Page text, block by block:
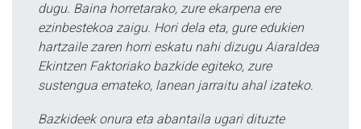
dugu. Baina horretarako, zure ekarpena ere
ezinbestekoa zaigu. Hori dela eta, gure edukien
hartzaile zaren horri eskatu nahi dizugu Aiaraldea
Ekintzen Faktoriako bazkide egiteko, zure
sustengua emateko, lanean jarraitu ahal izateko.
Bazkideek onura eta abantaila ugari dituzte